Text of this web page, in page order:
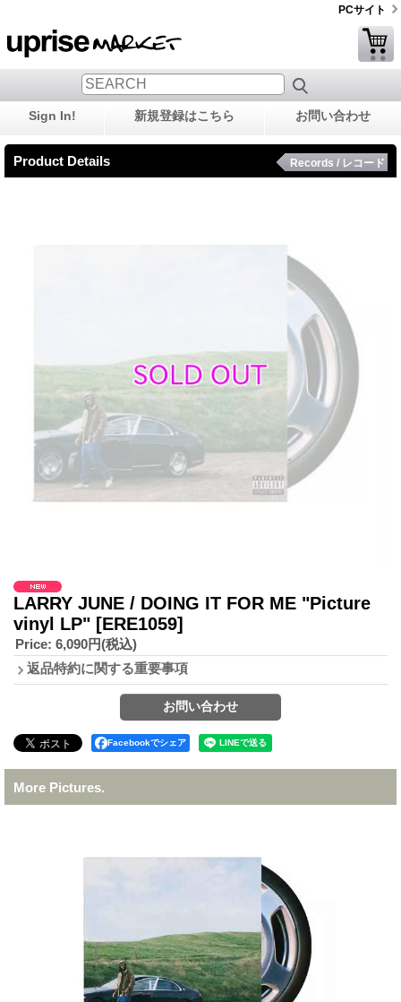
PCサイト
Sign In! 新規登録はこちら お問い合わせ
Product Details Records / レコード
LARRY JUNE / DOING IT FOR ME "Picture
vinyl LP" [ERE1059]
Price: 6,090円(税込)
返品特約に関する重要事項
Facebookでシェア
More Pictures.